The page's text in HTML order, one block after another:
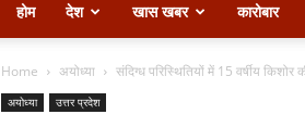
होम देश खास खबर कारोबार
Home अयोध्या संदिग्ध परिस्थितियों में 15 वर्षीय किशोर
अयोध्या उत्तर प्रदेश